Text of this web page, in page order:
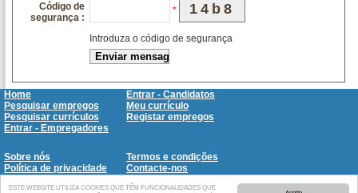
ESTE WEBSITE UTILIZA COOKIES QUE TÊM FUNCIONALIDADES QUE
Código de
segurança :
* 14b8
Introduza o código de segurança
Home
Entrar - Candidatos
Pesquisar empregos
Meu currículo
Pesquisar currículos
Registar empregos
Entrar - Empregadores
Sobre nós
Termos e condições
Política de privacidade
Contacte-nos